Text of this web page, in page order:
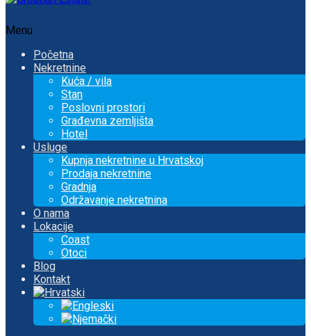
Menu
Početna
Nekretnine
Kuća / vila
Stan
Poslovni prostori
Građevna zemljišta
Hotel
Usluge
Kupnja nekretnine u Hrvatskoj
Prodaja nekretnine
Gradnja
Održavanje nekretnina
O nama
Lokacije
Coast
Otoci
Blog
Kontakt